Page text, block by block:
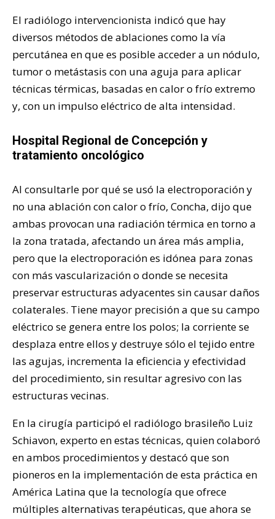
El radiólogo intervencionista indicó que hay
diversos métodos de ablaciones como la vía
percutánea en que es posible acceder a un nódulo,
tumor o metástasis con una aguja para aplicar
técnicas térmicas, basadas en calor o frío extremo
y, con un impulso eléctrico de alta intensidad.
Hospital Regional de Concepción y
tratamiento oncológico
Al consultarle por qué se usó la electroporación y
no una ablación con calor o frío, Concha, dijo que
ambas provocan una radiación térmica en torno a
la zona tratada, afectando un área más amplia,
pero que la electroporación es idónea para zonas
con más vascularización o donde se necesita
preservar estructuras adyacentes sin causar daños
colaterales. Tiene mayor precisión a que su campo
eléctrico se genera entre los polos; la corriente se
desplaza entre ellos y destruye sólo el tejido entre
las agujas, incrementa la eficiencia y efectividad
del procedimiento, sin resultar agresivo con las
estructuras vecinas.
En la cirugía participó el radiólogo brasileño Luiz
Schiavon, experto en estas técnicas, quien colaboró
en ambos procedimientos y destacó que son
pioneros en la implementación de esta práctica en
América Latina que la tecnología que ofrece
múltiples alternativas terapéuticas, que ahora se